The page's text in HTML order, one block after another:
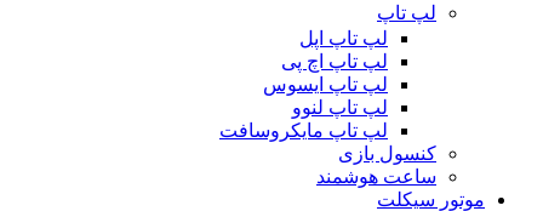
لپ تاپ
لپ تاپ اپل
لپ تاپ اچ پی
لپ تاپ ایسوس
لپ تاپ لنوو
لپ تاپ مایکروسافت
کنسول بازی
ساعت هوشمند
موتور سیکلت